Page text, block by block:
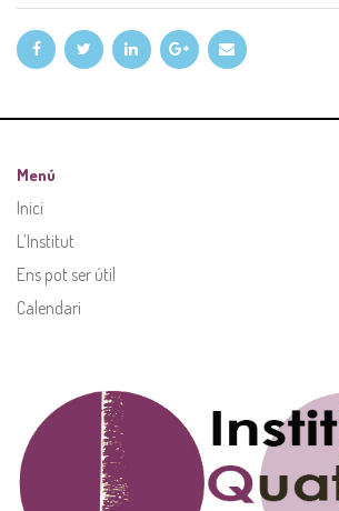
Menú
Inici
L’Institut
Ens pot ser útil
Calendari